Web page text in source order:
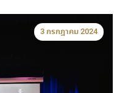
3 กรกฎาคม 2024